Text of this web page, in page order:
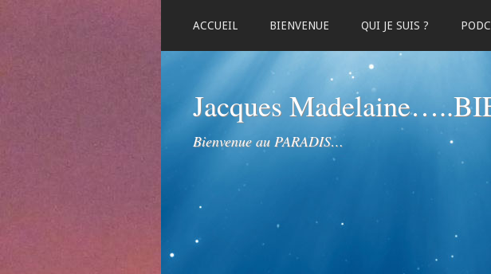
ACCUEIL BIENVENUE QUI JE SUIS ?
Jacques
Bienvenue au PARADIS…